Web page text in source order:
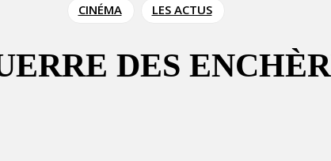
CINÉMA LES ACTUS
DES